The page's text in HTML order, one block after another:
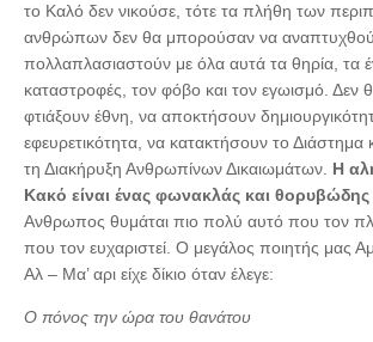
το Καλό δεν νικούσε, τότε τα πλήθη των
ανθρώπων δεν θα μπορούσαν να
πολλαπλασιαστούν με όλα αυτά τα θηρία, τα
καταστροφές, τον φόβο και τον εγωισμό.
φτιάξουν έθνη, να αποκτήσουν
εφευρετικότητα, να κατακτήσουν το Διάστημα
τη Διακήρυξη Ανθρωπίνων Δικαιωμάτων. Η
Κακό είναι ένας φωνακλάς και θορυβώδης
Ανθρωπος θυμάται πιο πολύ αυτό που τον
που τον ευχαριστεί. Ο μεγάλος ποιητής μας
Αλ – Μα’ αρι είχε δίκιο όταν έλεγε:
Ο πόνος την ώρα του θανάτου